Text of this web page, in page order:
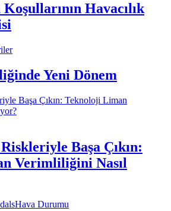
Havacılık
Yeni Dönem
Başa Çıkın:
Verimliliğini Nasıl
Hava Durumu